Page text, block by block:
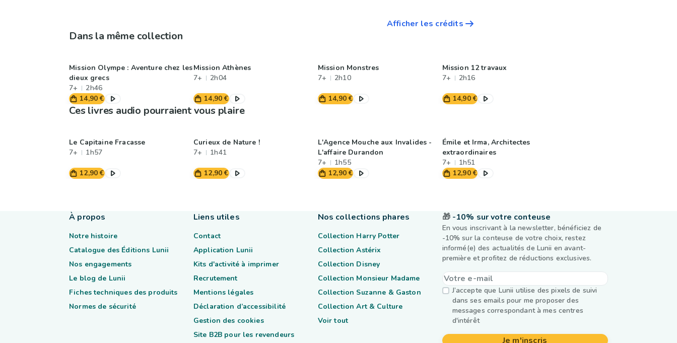
Afficher les crédits
Dans la même collection
Mission Olympe : Aventure chez les
dieux grecs
7+
2h46
14,90 €
Mission Athènes
7+
2h04
14,90 €
Mission Monstres
7+
2h10
14,90 €
Mission 12 travaux
7+
2h16
14,90 €
Ces livres audio pourraient vous plaire
Le Capitaine Fracasse
7+
1h57
12,90 €
Curieux de Nature !
7+
1h41
12,90 €
L'Agence Mouche aux Invalides -
L'affaire Durandon
7+
1h55
12,90 €
Émile et Irma, Architectes
extraordinaires
7+
1h51
12,90 €
🎁 -10% sur votre conteuse
En vous inscrivant à la newsletter, bénéficiez de
-10% sur la conteuse de votre choix, restez
informé(e) des actualités de Lunii en avant-
première et profitez de réductions exclusives.
J’accepte que Lunii utilise des pixels de suivi
dans ses emails pour me proposer des
messages correspondant à mes centres
d'intérêt
Je m'inscris
À propos
Notre histoire
Catalogue des Éditions Lunii
Nos engagements
Le blog de Lunii
Fiches techniques des produits
Normes de sécurité
Liens utiles
Contact
Application Lunii
Kits d'activité à imprimer
Recrutement
Mentions légales
Déclaration d’accessibilité
Gestion des cookies
Site B2B pour les revendeurs
Nos collections phares
Collection Harry Potter
Collection Astérix
Collection Disney
Collection Monsieur Madame
Collection Suzanne & Gaston
Collection Art & Culture
Voir tout